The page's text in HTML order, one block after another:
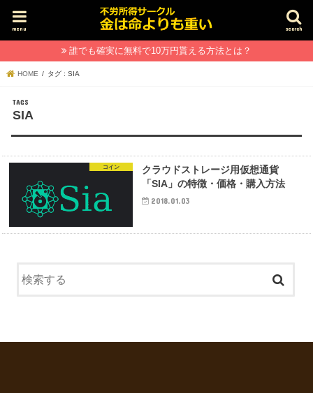
search
menu
誰でも確実に無料で10万円貰える方法とは？
HOME タグ : SIA
SIA
コイン
クラウドストレージ用仮想通貨
「SIA」の特徴・価格・購入方法
2018.01.03